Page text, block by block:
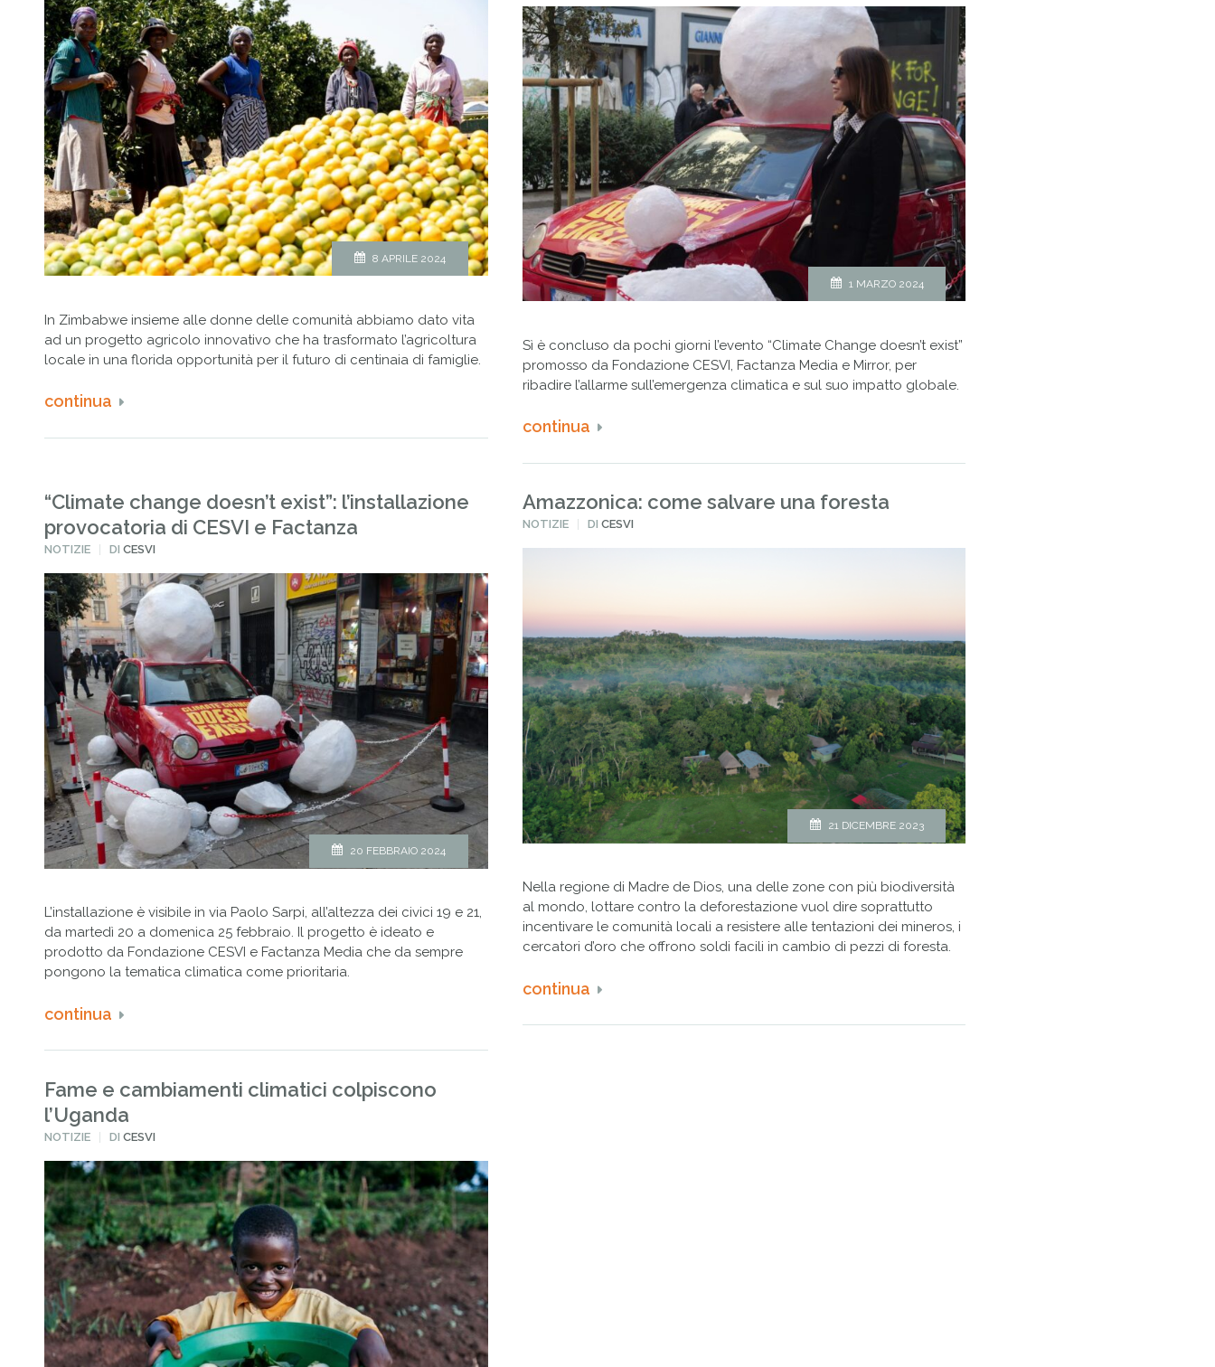
8 APRILE 2024
In Zimbabwe insieme alle donne delle comunità abbiamo dato vita
ad un progetto agricolo innovativo che ha trasformato l’agricoltura
locale in una florida opportunità per il futuro di centinaia di famiglie.
continua
1 MARZO 2024
Sì è concluso da pochi giorni l’evento “Climate Change doesn’t exist”
promosso da Fondazione CESVI, Factanza Media e Mirror, per
ribadire l’allarme sull’emergenza climatica e sul suo impatto globale.
continua
“Climate change doesn’t exist”: l’installazione
provocatoria di CESVI e Factanza
PUBBLICATO
NOTIZIE DICESVI
20 FEBBRAIO 2024
L’installazione è visibile in via Paolo Sarpi, all’altezza dei civici 19 e 21,
da martedì 20 a domenica 25 febbraio. Il progetto è ideato e
prodotto da Fondazione CESVI e Factanza Media che da sempre
pongono la tematica climatica come prioritaria.
continua
Amazzonica: come salvare una foresta
PUBBLICATO
NOTIZIE DICESVI
21 DICEMBRE 2023
Nella regione di Madre de Dios, una delle zone con più biodiversità
al mondo, lottare contro la deforestazione vuol dire soprattutto
incentivare le comunità locali a resistere alle tentazioni dei mineros, i
cercatori d’oro che offrono soldi facili in cambio di pezzi di foresta.
continua
Fame e cambiamenti climatici colpiscono
l’Uganda
PUBBLICATO
NOTIZIE DICESVI